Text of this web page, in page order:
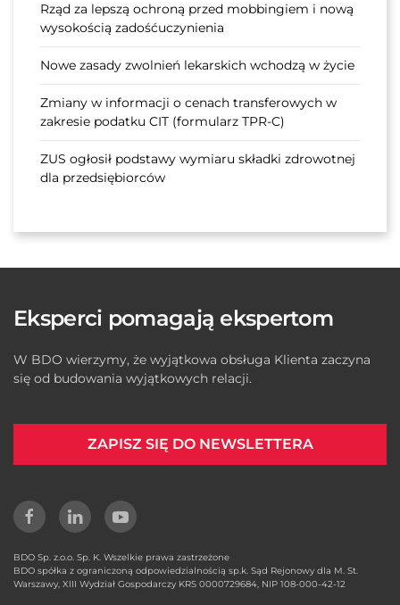
Rząd za lepszą ochroną przed mobbingiem i nową
wysokością zadośćuczynienia
Nowe zasady zwolnień lekarskich wchodzą w życie
Zmiany w informacji o cenach transferowych w
zakresie podatku CIT (formularz TPR-C)
ZUS ogłosił podstawy wymiaru składki zdrowotnej
dla przedsiębiorców
Eksperci pomagają ekspertom
W BDO wierzymy, że wyjątkowa obsługa Klienta zaczyna
się od budowania wyjątkowych relacji.
ZAPISZ SIĘ DO NEWSLETTERA
BDO Sp. z.o.o. Sp. K. Wszelkie prawa zastrzeżone
BDO spółka z ograniczoną odpowiedzialnością sp.k. Sąd Rejonowy dla M. St.
Warszawy, XIII Wydział Gospodarczy KRS 0000729684, NIP 108-000-42-12